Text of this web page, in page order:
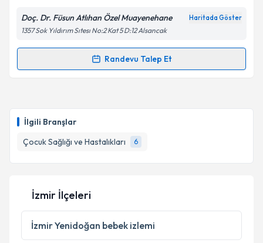
İlgili Branşlar
Çocuk Sağlığı ve Hastalıkları
6
Kişisel verilerimin işlenmesine ilişkin
Metni'ni okudum ve kişisel verilerimin belirtilen
kapsamda işlenmesini kabul ediyorum.
Takvim Talebini Gönder
Doç. Dr. Füsun Atlıhan Özel Muayenehane Haritada Göster
1357 Sok Yıldırım Sıtesı No:2 Kat 5 D:12 Alsancak
Randevu Talep Et
Randevu Takvimi Talebi
takvim hazırlandığında e-posta ile bilgilendireceğiz.
Kişisel verilerimin işlenmesine ilişkinAydınlatma
Metni 'ni okudum ve kişisel verilerimin belirtilen
kapsamda işlenmesini kabul ediyorum.
İzmir İlçeleri
İzmirYenidoğan bebek izlemi